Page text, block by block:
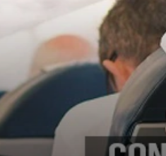
ACTUALIDAD
VER MÁS
TODAS LAS